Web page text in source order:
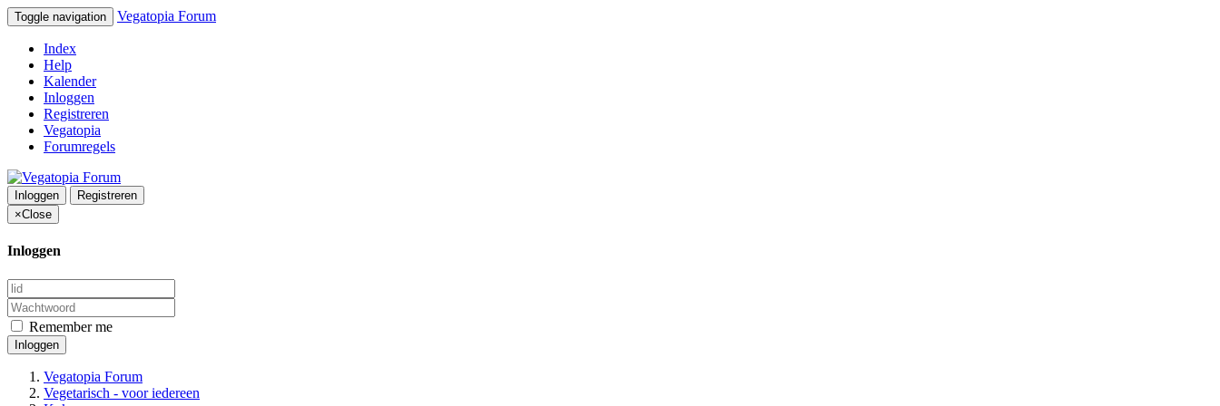
Toggle navigation Vegatopia Forum
Index
Help
Kalender
Inloggen
Registreren
Vegatopia
Forumregels
Inloggen
Registreren
×Close
Inloggen
Remember me
Inloggen
Vegatopia Forum
Vegetarisch - voor iedereen